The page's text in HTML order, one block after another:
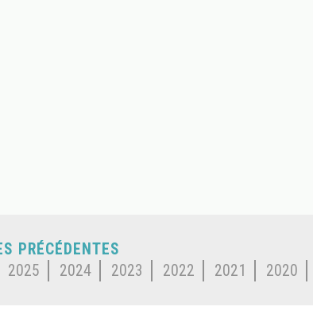
PRÉCÉDENTES
2025 2024 2023 2022 2021 2020